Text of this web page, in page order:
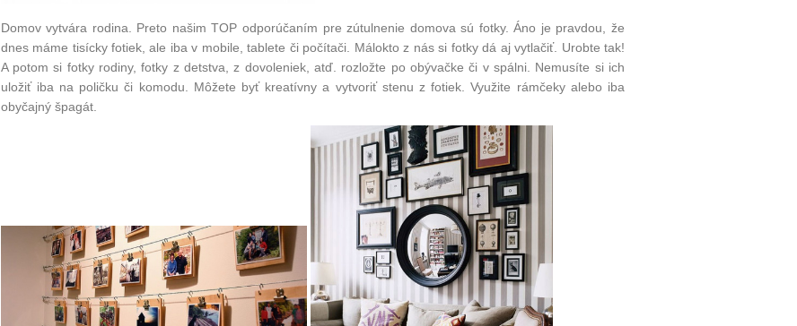
Domov vytvára rodina. Preto našim TOP odporúčaním pre zútulnenie domova sú fotky. Áno je pravdou, že
dnes máme tisícky fotiek, ale iba v mobile, tablete či počítači. Málokto z nás si fotky dá aj vytlačiť. Urobte tak!
A potom si fotky rodiny, fotky z detstva, z dovoleniek, atď. rozložte po obývačke či v spálni. Nemusíte si ich
uložiť iba na poličku či komodu. Môžete byť kreatívny a vytvoriť stenu z fotiek. Využite rámčeky alebo iba
obyčajný špagát.